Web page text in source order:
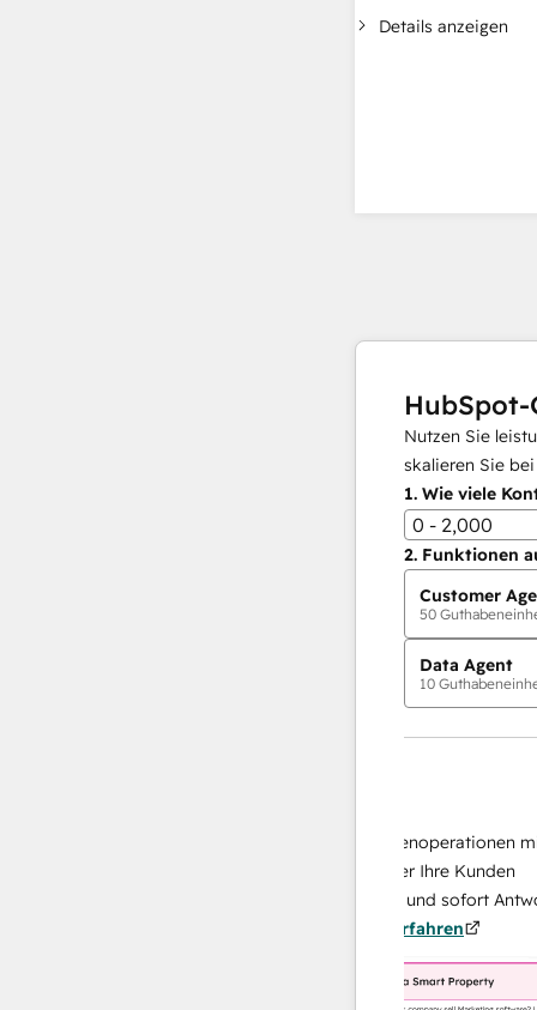
Details anzeigen
HubSpot-
Nutzen Sie
skalieren Sie
1. Wie viele
0 - 2,000
2. Funktionen
Customer
50
Data Agent
10
Skalieren Sie Ihrer Datenoperationen mit
KI-gestützten Agent, der Ihre Kunden
recherchiert, analysiert und sofort Antworten
Mehr erfahren